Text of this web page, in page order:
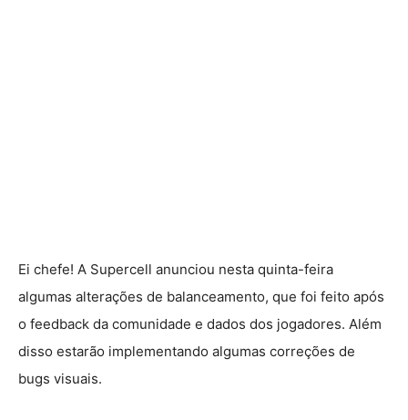
Ei chefe! A Supercell anunciou nesta quinta-feira
algumas alterações de balanceamento, que foi feito após
o feedback da comunidade e dados dos jogadores. Além
disso estarão implementando algumas correções de
bugs visuais.